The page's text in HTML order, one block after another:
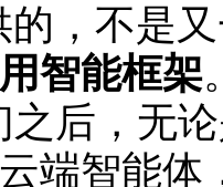
，不是
智能框架
之后，无
端智能